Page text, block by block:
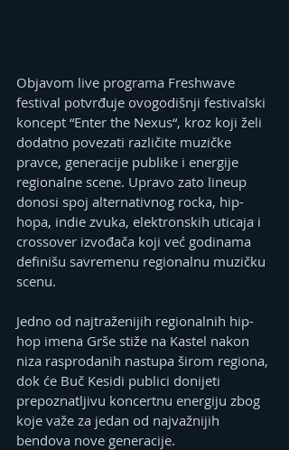
Objavom live programa Freshwave
festival potvrđuje ovogodišnji festivalski
koncept “Enter the Nexus“, kroz koji želi
dodatno povezati različite muzičke
pravce, generacije publike i energije
regionalne scene. Upravo zato lineup
donosi spoj alternativnog rocka, hip-
hopa, indie zvuka, elektronskih uticaja i
crossover izvođača koji već godinama
definišu savremenu regionalnu muzičku
scenu.
Jedno od najtraženijih regionalnih hip-
hop imena Grše stiže na Kastel nakon
niza rasprodanih nastupa širom regiona,
dok će Buč Kesidi publici donijeti
prepoznatljivu koncertnu energiju zbog
koje važe za jedan od najvažnijih
bendova nove generacije.